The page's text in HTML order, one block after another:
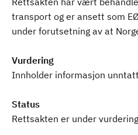
transport og er ansett som
under forutsetning av at
Vurdering
Innholder informasjon
Status
Rettsakten er under